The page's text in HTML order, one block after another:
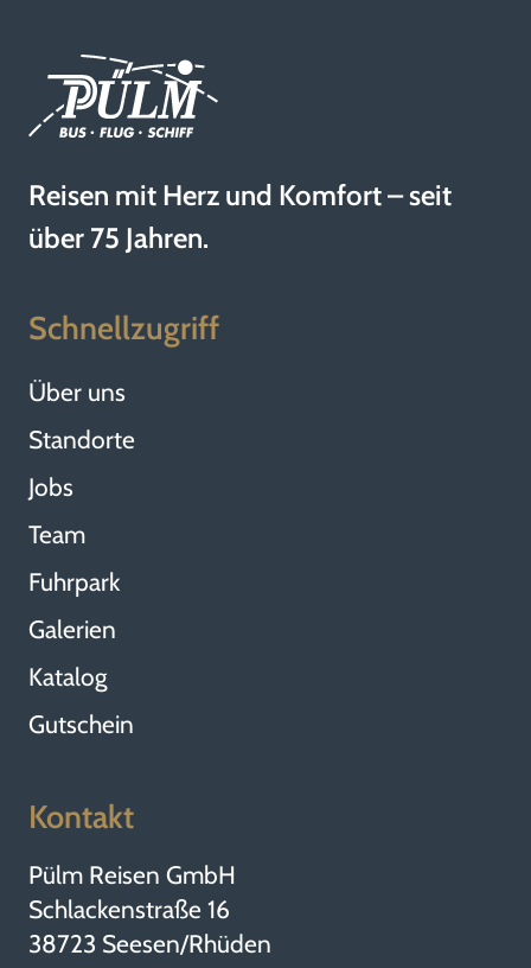
Reisen mit Herz und Komfort – seit
über 75 Jahren.
Schnellzugriff
Über uns
Standorte
Jobs
Team
Fuhrpark
Galerien
Katalog
Gutschein
Kontakt
Pülm Reisen GmbH
Schlackenstraße 16
38723 Seesen/Rhüden